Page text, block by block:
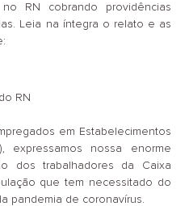
RN cobrando providências
Leia na íntegra o relato e as
RN
em Estabelecimentos
expressamos nossa enorme
dos trabalhadores da Caixa
que tem necessitado do
pandemia de coronavírus.